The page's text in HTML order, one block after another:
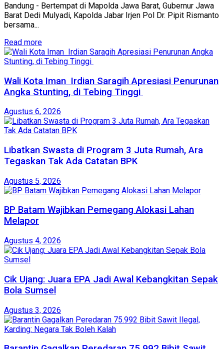
Bandung - Bertempat di Mapolda Jawa Barat, Gubernur Jawa
Barat Dedi Mulyadi, Kapolda Jabar Irjen Pol Dr. Pipit Rismanto
bersama...
Read more
Wali Kota Iman Irdian Saragih Apresiasi Penurunan
Angka Stunting, di Tebing Tinggi
Agustus 6, 2026
Libatkan Swasta di Program 3 Juta Rumah, Ara
Tegaskan Tak Ada Catatan BPK
Agustus 5, 2026
BP Batam Wajibkan Pemegang Alokasi Lahan
Melapor
Agustus 4, 2026
Cik Ujang: Juara EPA Jadi Awal Kebangkitan Sepak
Bola Sumsel
Agustus 3, 2026